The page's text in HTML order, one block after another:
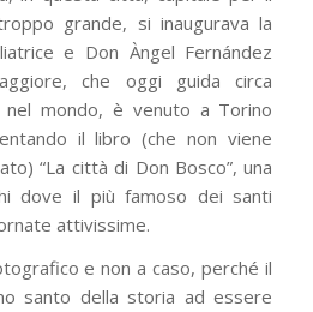
grande, si inaugurava la
e Don Àngel Fernández
che oggi guida circa
nel mondo, è venuto a Torino
il libro (che non viene
“La città di Don Bosco”, una
dove il più famoso dei santi
attivissime.
e non a caso, perché il
santo della storia ad essere